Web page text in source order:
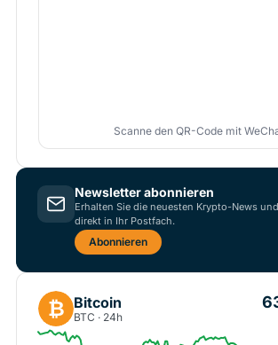
Scanne den QR-Code mit
Newsletter abonnieren
Erhalten Sie die neuesten Krypto-News
direkt in Ihr Postfach.
Abonnieren
₿ Bitcoin
BTC · 24h